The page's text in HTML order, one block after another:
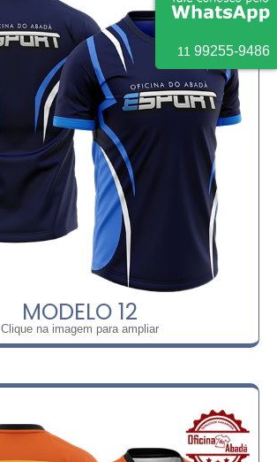
MODELO 12
Clique na imagem para ampliar
11 99255-9486